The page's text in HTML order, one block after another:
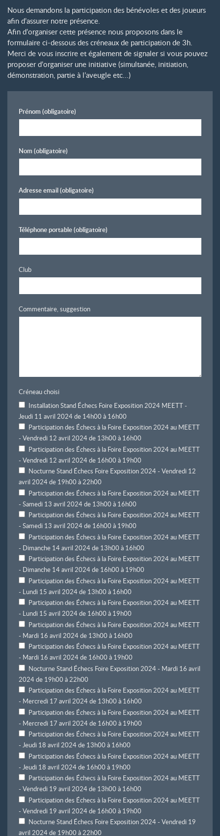
Nous demandons la participation des bénévoles et des joueurs
afin d’assurer notre présence.
Afin d’organiser cette présence nous proposons dans le
formulaire ci-dessous des créneaux de participation de 3h.
Merci de vous inscrire et également de signaler si vous pouvez
proposer d’organiser une initiative (simultanée, initiation,
démonstration, partie à l’aveugle etc...)
Prénom(obligatoire)
Nom(obligatoire)
Adresse email(obligatoire)
Téléphone portable(obligatoire)
Club
Commentaire, suggestion
Créneau choisi
Installation Stand Échecs Foire Exposition 2024 MEETT -
Jeudi 11 avril 2024 de 14h00 à 16h00
Participation des Échecs à la Foire Exposition 2024 au MEETT
- Vendredi 12 avril 2024 de 13h00 à 16h00
Participation des Échecs à la Foire Exposition 2024 au MEETT
- Vendredi 12 avril 2024 de 16h00 à 19h00
Nocturne Stand Échecs Foire Exposition 2024 - Vendredi 12
avril 2024 de 19h00 à 22h00
Participation des Échecs à la Foire Exposition 2024 au MEETT
- Samedi 13 avril 2024 de 13h00 à 16h00
Participation des Échecs à la Foire Exposition 2024 au MEETT
- Samedi 13 avril 2024 de 16h00 à 19h00
Participation des Échecs à la Foire Exposition 2024 au MEETT
- Dimanche 14 avril 2024 de 13h00 à 16h00
Participation des Échecs à la Foire Exposition 2024 au MEETT
- Dimanche 14 avril 2024 de 16h00 à 19h00
Participation des Échecs à la Foire Exposition 2024 au MEETT
- Lundi 15 avril 2024 de 13h00 à 16h00
Participation des Échecs à la Foire Exposition 2024 au MEETT
- Lundi 15 avril 2024 de 16h00 à 19h00
Participation des Échecs à la Foire Exposition 2024 au MEETT
- Mardi 16 avril 2024 de 13h00 à 16h00
Participation des Échecs à la Foire Exposition 2024 au MEETT
- Mardi 16 avril 2024 de 16h00 à 19h00
Nocturne Stand Échecs Foire Exposition 2024 - Mardi 16 avril
2024 de 19h00 à 22h00
Participation des Échecs à la Foire Exposition 2024 au MEETT
- Mercredi 17 avril 2024 de 13h00 à 16h00
Participation des Échecs à la Foire Exposition 2024 au MEETT
- Mercredi 17 avril 2024 de 16h00 à 19h00
Participation des Échecs à la Foire Exposition 2024 au MEETT
- Jeudi 18 avril 2024 de 13h00 à 16h00
Participation des Échecs à la Foire Exposition 2024 au MEETT
- Jeudi 18 avril 2024 de 16h00 à 19h00
Participation des Échecs à la Foire Exposition 2024 au MEETT
- Vendredi 19 avril 2024 de 13h00 à 16h00
Participation des Échecs à la Foire Exposition 2024 au MEETT
- Vendredi 19 avril 2024 de 16h00 à 19h00
Nocturne Stand Échecs Foire Exposition 2024 - Vendredi 19
avril 2024 de 19h00 à 22h00